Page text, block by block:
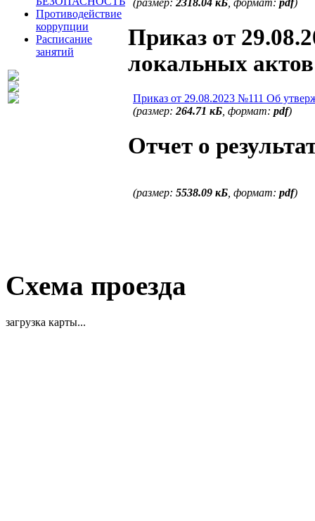
Противодействие
коррупции
Расписание
занятий
(размер:2318.04 кБ, формат: pdf)
Приказ от
локальных актов
Приказ от 29.08.2023 №111 Об
(размер: 264.71 кБ , формат: pdf)
Отчет о
(размер: 5538.09 кБ , формат: pdf)
Схема проезда
загрузка карты...